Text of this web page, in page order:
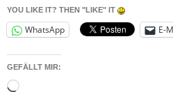
YOU LIKE IT? THEN "LIKE" IT
WhatsApp E-
GEFÄLLT MIR:
Wird